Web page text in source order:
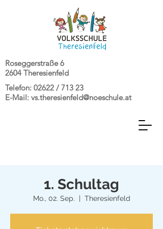
Telefon: 02622 / 713 23
E-Mail: vs.theresienfeld@noeschule.at
Roseggerstraße 6
2604 Theresienfeld
1. Schultag
Mo., 02. Sep.
  |
Theresienfeld